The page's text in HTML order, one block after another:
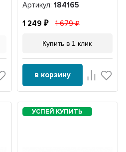
Артикул: 184165
1 249 1 679
Купить в 1 клик
в корзину